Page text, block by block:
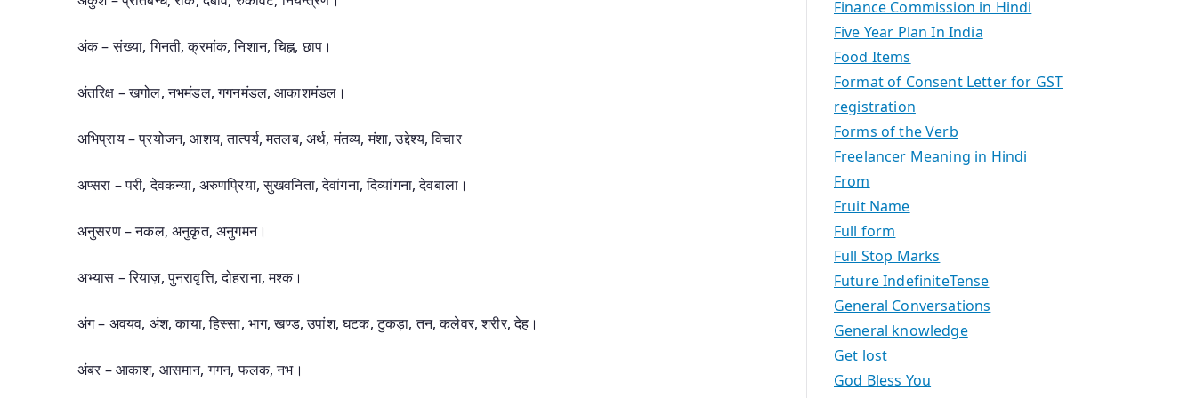
अंक – संख्या, गिनती, क्रमांक, निशान, चिह्न, छाप।
अंतरिक्ष – खगोल, नभमंडल, गगनमंडल, आकाशमंडल।
अभिप्राय – प्रयोजन, आशय, तात्पर्य, मतलब, अर्थ, मंतव्य, मंशा, उद्देश्य, विचार
अप्सरा – परी, देवकन्या, अरुणप्रिया, सुखवनिता, देवांगना, दिव्यांगना, देवबाला।
अनुसरण – नकल, अनुकृत, अनुगमन।
अभ्यास – रियाज़, पुनरावृत्ति, दोहराना, मश्क।
अंग – अवयव, अंश, काया, हिस्सा, भाग, खण्ड, उपांश, घटक, टुकड़ा, तन, कलेवर, शरीर, देह।
अंबर – आकाश, आसमान, गगन, फलक, नभ।
Finance Commission in Hindi
Five Year Plan In India
Food Items
Format of Consent Letter for GST
registration
Forms of the Verb
Freelancer Meaning in Hindi
From
Fruit Name
Full form
Full Stop Marks
Future IndefiniteTense
General Conversations
General knowledge
Get lost
God Bless You